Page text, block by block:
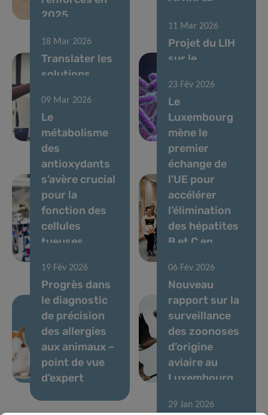
2025
18 Mar 2026
Translater les
solutions
microbiome
pour la santé
intestinale
11 Mar 2026
Projet du LIH
sur le
soutenu par
une bourse
postdoctorale
MSCA
09 Mar 2026
Le
métabolisme
des
antioxydants
s’avère crucial
pour la
fonction des
cellules
tueuses
23 Fév 2026
Le
Luxembourg
mène le
premier
échange de
l’UE pour
accélérer
l’élimination
des hépatites
B et C en
19 Fév 2026
Progrès dans
le diagnostic
de précision
des allergies
aux animaux –
point de vue
d’expert
06 Fév 2026
Nouveau
rapport sur la
surveillance
des zoonoses
d’origine
aviaire au
Luxembourg
29 Jan 2026